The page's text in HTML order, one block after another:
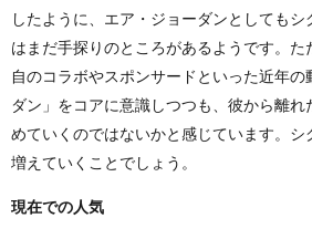
したように、エア・ジョーダンとしても
はまだ手探りのところがあるようです。た
自のコラボやスポンサードといった近年の
ダン」をコアに意識しつつも、彼から離れ
めていくのではないかと感じています。シ
増えていくことでしょう。
現在での人気